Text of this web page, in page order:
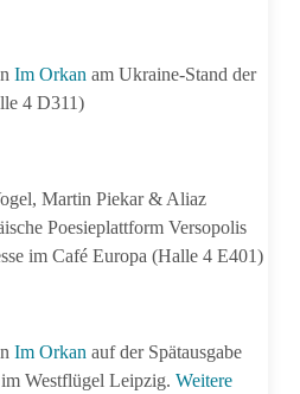
Im Orkan am Ukraine-Stand der
4 D311)
Martin Piekar & Aliaz
Poesieplattform Versopolis
im Café Europa (Halle 4 E401)
Im Orkan auf der Spätausgabe
im Westflügel Leipzig.Weitere